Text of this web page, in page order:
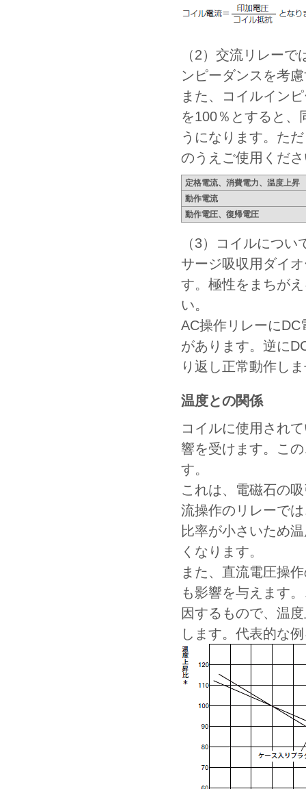
（2）交流リレー
ンピーダンスを考
また、コイルイン
を100％とすると、
うになります。た
のうえご使用くだ
定格電流、消費電力、温度上昇
動作電流
動作電圧、復帰電圧
（3）コイルにつ
サージ吸収用ダイ
す。極性をまちが
い。
AC操作リレーに
があります。逆に
り返し正常動作し
温度との関係
コイルに使用され
響を受けます。こ
す。
これは、電磁石の
流操作のリレーで
比率が小さいため
くなります。
また、直流電圧操
も影響を与えます
因するもので、温
します。代表的な